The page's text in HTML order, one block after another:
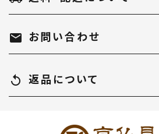
mail お問い合わせ
replay 返品について